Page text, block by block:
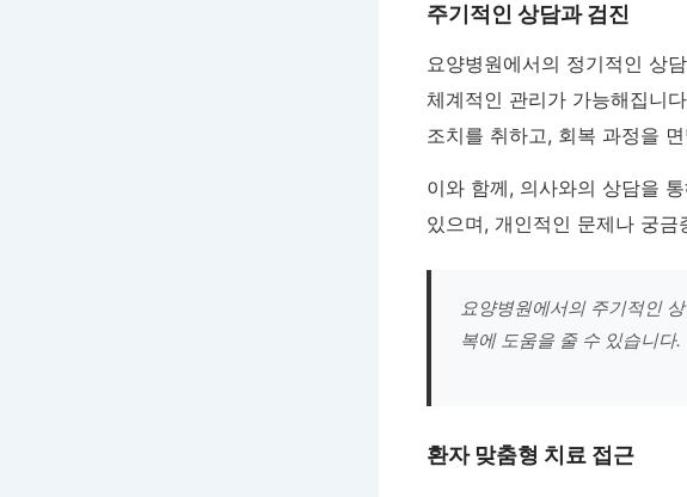
주기적인 상담과 검진
요양병원에서의 정기적인 상
체계적인 관리가 가능해집니
조치를 취하고, 회복 과정을
이와 함께, 의사와의 상담을
있으며, 개인적인 문제나 궁
요양병원에서의 주기적인
복에 도움을 줄 수 있습니다.
환자 맞춤형 치료 접근